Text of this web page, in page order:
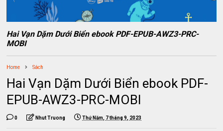
Hai Vạn Dặm Dưới Biển ebook PDF-EPUB-AWZ3-PRC-
MOBI
Home Sách
Hai Vạn Dặm Dưới Biển ebook PDF-
EPUB-AWZ3-PRC-MOBI
0 Nhut Truong Thứ Năm, 7 tháng 9, 2023